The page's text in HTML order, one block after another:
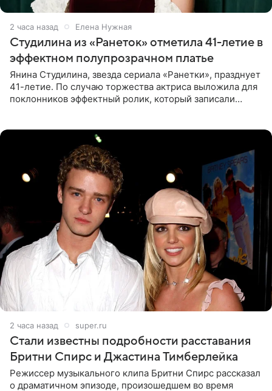
2 часа назад Елена Нужная
Студилина из «Ранеток» отметила 41-летие в
эффектном полупрозрачном платье
Янина Студилина, звезда сериала «Ранетки», празднует
41-летие. По случаю торжества актриса выложила для
поклонников эффектный ролик, который записали
2 часа назад super.ru
Стали известны подробности расставания
Бритни Спирс и Джастина Тимберлейка
Режиссер музыкального клипа Бритни Спирс рассказал
о драматичном эпизоде, произошедшем во время